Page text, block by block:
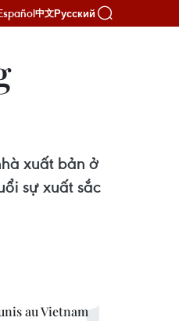
中文Русский
xuất bản ở
sự xuất sắc
au Vietnam